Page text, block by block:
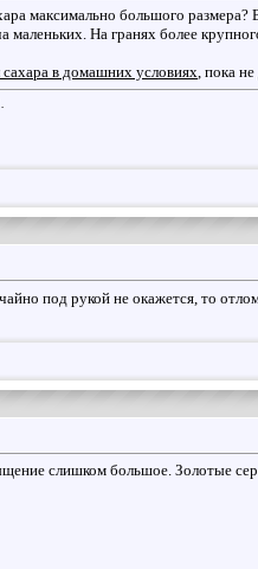
максимально большого
маленьких. На гранях более
сахара в домашних условиях, пока
под рукой не окажется, то
слишком большое. Золотые